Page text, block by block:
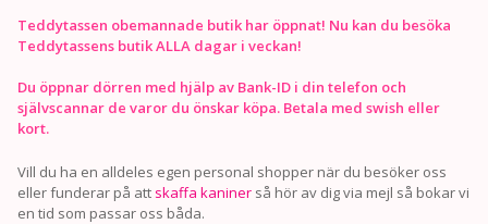
Teddytassen obemannade butik har öppnat! Nu kan du besöka
Teddytassens butik ALLA dagar i veckan!
Du öppnar dörren med hjälp av Bank-ID i din telefon och
självscannar de varor du önskar köpa. Betala med swish eller
kort.
Vill du ha en alldeles egen personal shopper när du besöker oss
eller funderar på att skaffa kaniner så hör av dig via mejl så bokar vi
en tid som passar oss båda.